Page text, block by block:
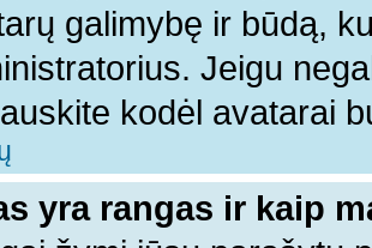
galimybę ir būdą,
Jeigu
kodėl avatarai
yra rangas ir kaip